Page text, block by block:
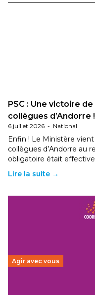
PSC : Une victoire
collègues d’Andorre !
6 juillet 2026 - National
Enfin ! Le Ministère
collègues d’Andorre au
obligatoire était
Lire la suite →
Agir avec vous